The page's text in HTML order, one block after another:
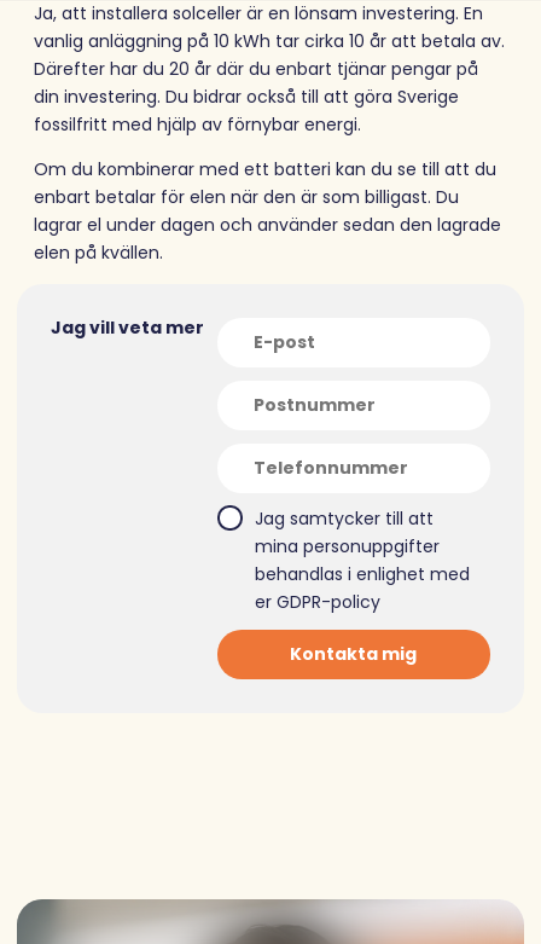
Ja, att installera solceller är en lönsam investering. En
vanlig anläggning på 10 kWh tar cirka 10 år att betala av.
Därefter har du 20 år där du enbart tjänar pengar på
din investering. Du bidrar också till att göra Sverige
fossilfritt med hjälp av förnybar energi.
Om du kombinerar med ett batteri kan du se till att du
enbart betalar för elen när den är som billigast. Du
lagrar el under dagen och använder sedan den lagrade
elen på kvällen.
Jag vill veta mer
Jag samtycker till att
mina personuppgifter
behandlas i enlighet med
er GDPR-policy
Kontakta mig